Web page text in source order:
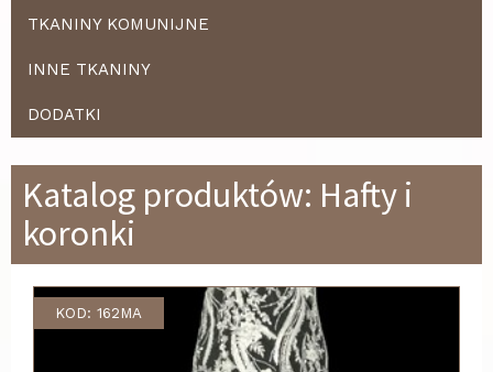
TKANINY KOMUNIJNE
INNE TKANINY
DODATKI
Katalog produktów: Hafty i
koronki
KOD: 162MA